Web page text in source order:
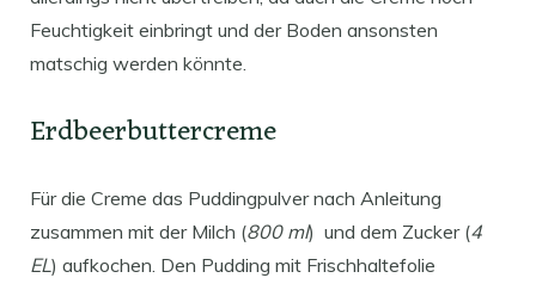
Feuchtigkeit einbringt und der Boden ansonsten
matschig werden könnte.
Erdbeerbuttercreme
Für die Creme das Puddingpulver nach Anleitung
zusammen mit der Milch (800 ml) und dem Zucker (4
EL) aufkochen. Den Pudding mit Frischhaltefolie